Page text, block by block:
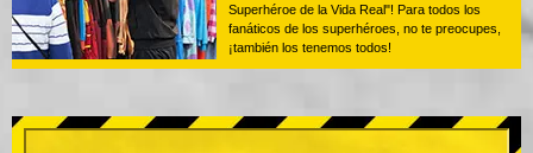
Superhéroe de la Vida Real"! Para todos los
fanáticos de los superhéroes, no te preocupes,
¡también los tenemos todos!